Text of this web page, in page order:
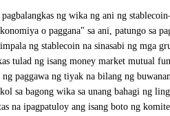
ng wika ng ani ng
o paggana" sa ani, patungo sa
ng stablecoin na sinasabi ng
tulad ng isang money market mutual
paggawa ng tiyak na bilang ng
sa bagong wika sa unang bahagi ng
na ipagpatuloy ang isang boto ng